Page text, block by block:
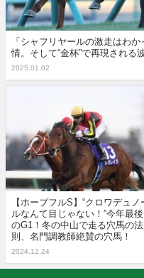
「シャフリヤールの激走はわ
情。そして“金杯”で再現される
2025.01.02
【ホープフルS】“クロワデュノ
ルなんて目じゃない！”今年最後
のG1！冬の中山で走る穴馬の法
則、名門調教師絶賛の穴馬！
2024.12.24